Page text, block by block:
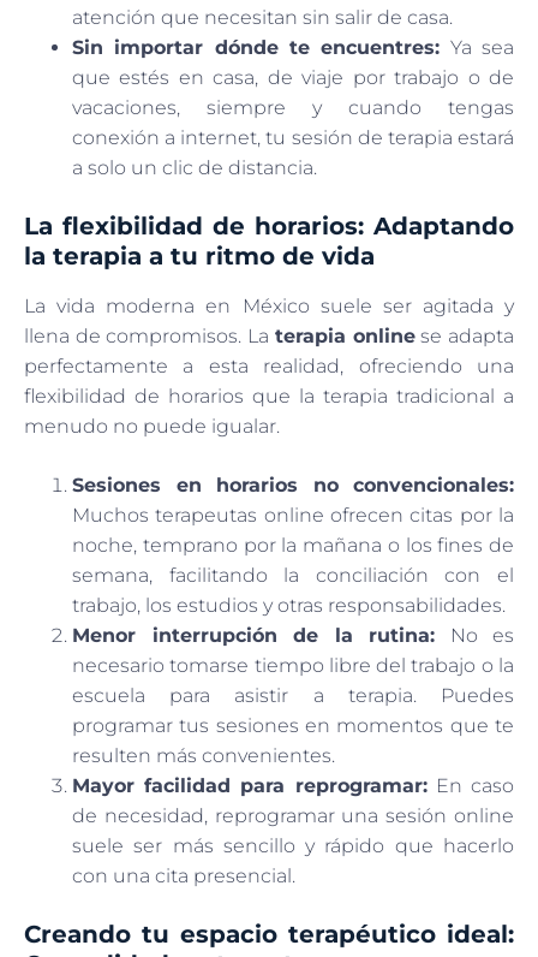
atención que necesitan sin salir de casa.
Sin importar dónde te encuentres: Ya sea
que estés en casa, de viaje por trabajo o de
vacaciones, siempre y cuando tengas
conexión a internet, tu sesión de terapia estará
a solo un clic de distancia.
La flexibilidad de horarios: Adaptando
la terapia a tu ritmo de vida
La vida moderna en México suele ser agitada y
llena de compromisos. La terapia onlinese adapta
perfectamente a esta realidad, ofreciendo una
flexibilidad de horarios que la terapia tradicional a
menudo no puede igualar.
Sesiones en horarios no convencionales:
Muchos terapeutas online ofrecen citas por la
noche, temprano por la mañana o los fines de
semana, facilitando la conciliación con el
trabajo, los estudios y otras responsabilidades.
Menor interrupción de la rutina: No es
necesario tomarse tiempo libre del trabajo o la
escuela para asistir a terapia. Puedes
programar tus sesiones en momentos que te
resulten más convenientes.
Mayor facilidad para reprogramar:En caso
de necesidad, reprogramar una sesión online
suele ser más sencillo y rápido que hacerlo
con una cita presencial.
Creando tu espacio terapéutico ideal: